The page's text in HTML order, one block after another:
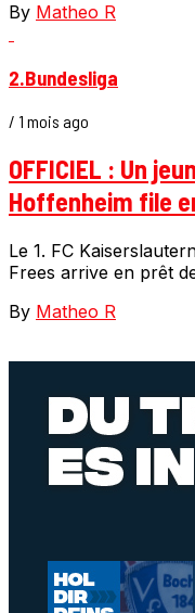
By Matheo R
2.Bundesliga
/ 1 mois ago
OFFICIEL : Un
Hoffenheim file
Le 1. FC
Frees arrive en prêt
By Matheo R